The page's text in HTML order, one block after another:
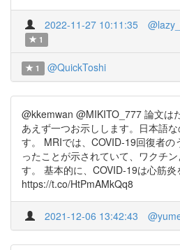
2022-11-27 10:11:35
1
1 @QuickToshi
@kkemwan @MIKITO_777 論文は
あえず一つお示しします。日本語
す。 MRIでは、COVID-19回復者の
ったことが示されていて、ワクチ
す。 基本的に、COVID-19は心筋炎
https://t.co/HtPmAMkQq8
2021-12-06 13:42:43